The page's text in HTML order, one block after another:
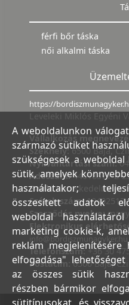
férfi bőr táska
női alkalmi táska
https://
Leveleki Miklós Egyéni
Vállalkozás
Székhely:6500 Baja,
Nyilvántartási szám:
Adószám:44018371-2-
Bank:Kereskedelmi és
Számlaszám:
Szerződés nyelve:
Elektronikus
info@bordiszmunagyker.hu
Telefonszám: +36 30
Postacím:6500 Baja,
A weboldalunkon
származó sütiket
szükségesek a
sütik, amelyek
használatakor;
összesített adatok
weboldal
marketing cookie-k,
reklám megjelenítésére
elfogadása"
az összes sütik
részben bármikor